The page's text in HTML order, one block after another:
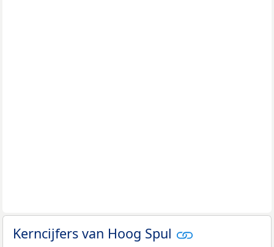
Kerncijfers van Hoog Spul